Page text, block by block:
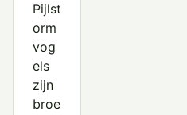
Pijlst
orm
vog
els
zijn
broe